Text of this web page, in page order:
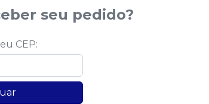
seu pedido?
CEP: